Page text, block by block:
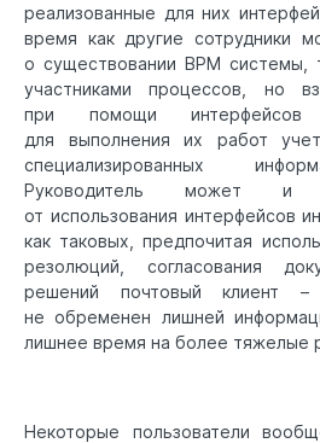
реализованные для них
время как другие сотрудники
о существовании BPM
участниками процессов, но
при помощи интерфейсов
для выполнения их работ
специализированных
Руководитель может и
от использования интерфейсов
как таковых, предпочитая
резолюций, согласования
решений почтовый клиент
не обременен лишней
лишнее время на более тяжелые
Некоторые пользователи